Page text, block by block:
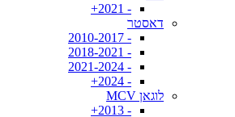
- 2021+
דאסטר
- 2010-2017
- 2018-2021
- 2021-2024
- 2024+
לוגאן MCV
- 2013+